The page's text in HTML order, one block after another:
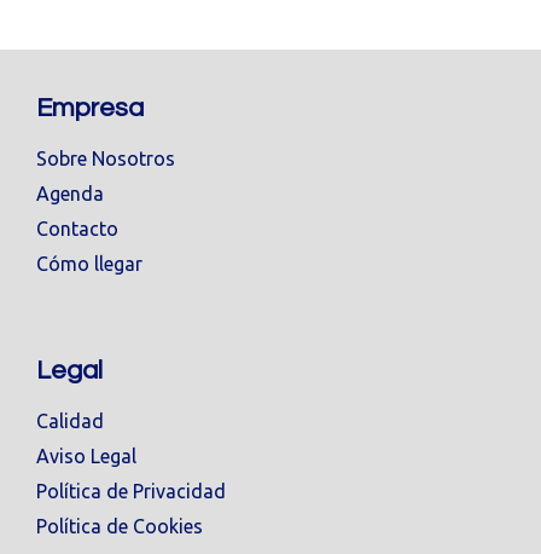
Empresa
Sobre Nosotros
Agenda
Contacto
Cómo llegar
Legal
Calidad
Aviso Legal
Política de Privacidad
Política de Cookies